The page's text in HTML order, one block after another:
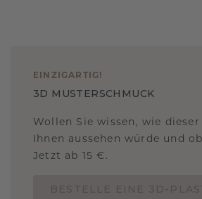
EINZIGARTIG !
3D MUSTERSCHMUCK
Wollen Sie wissen, wie dieser
Ihnen aussehen würde und
Jetzt ab 15 €.